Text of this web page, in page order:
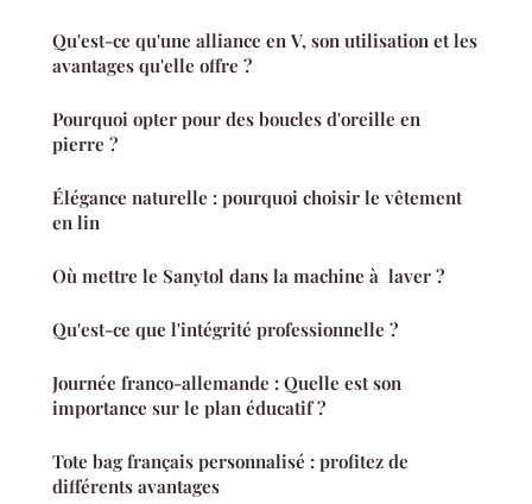
Qu'est-ce qu'une alliance en V, son utilisation et les
avantages qu'elle offre ?
Pourquoi opter pour des boucles d'oreille en
pierre ?
Élégance naturelle : pourquoi choisir le vêtement
en lin
Où mettre le Sanytol dans la machine à laver ?
Qu'est-ce que l'intégrité professionnelle ?
Journée franco-allemande : Quelle est son
importance sur le plan éducatif ?
Tote bag français personnalisé : profitez de
différents avantages